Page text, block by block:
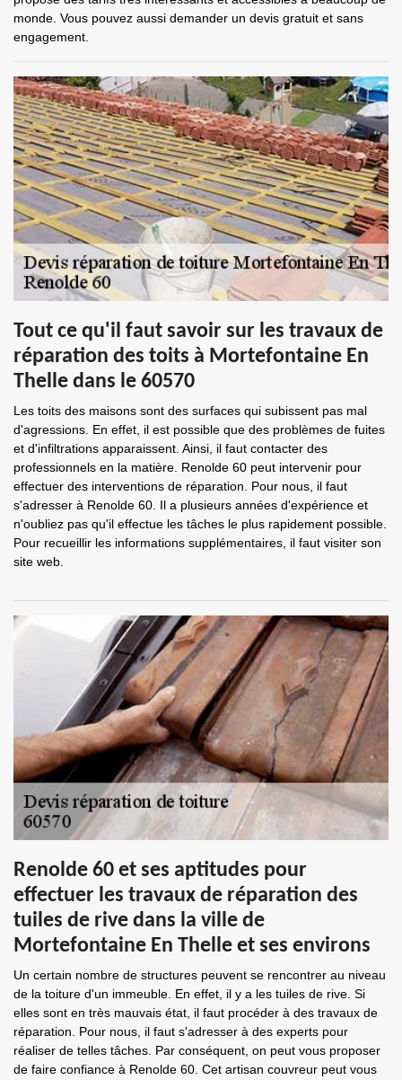
monde. Vous pouvez aussi demander un devis gratuit et sans
engagement.
Tout ce qu'il faut savoir sur les travaux de
réparation des toits à Mortefontaine En
Thelle dans le 60570
Les toits des maisons sont des surfaces qui subissent pas mal
d'agressions. En effet, il est possible que des problèmes de fuites
et d'infiltrations apparaissent. Ainsi, il faut contacter des
professionnels en la matière. Renolde 60 peut intervenir pour
effectuer des interventions de réparation. Pour nous, il faut
s'adresser à Renolde 60. Il a plusieurs années d'expérience et
n'oubliez pas qu'il effectue les tâches le plus rapidement possible.
Pour recueillir les informations supplémentaires, il faut visiter son
site web.
Renolde 60 et ses aptitudes pour
effectuer les travaux de réparation des
tuiles de rive dans la ville de
Mortefontaine En Thelle et ses environs
Un certain nombre de structures peuvent se rencontrer au niveau
de la toiture d'un immeuble. En effet, il y a les tuiles de rive. Si
elles sont en très mauvais état, il faut procéder à des travaux de
réparation. Pour nous, il faut s'adresser à des experts pour
réaliser de telles tâches. Par conséquent, on peut vous proposer
de faire confiance à Renolde 60. Cet artisan couvreur peut vous